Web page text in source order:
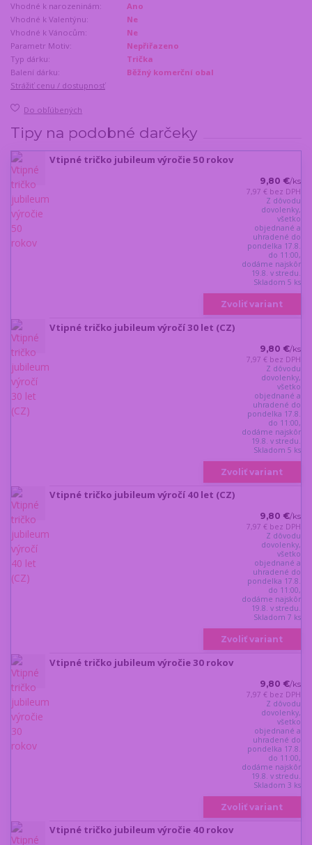
Vhodné k narozeninám:
Ano
Vhodné k Valentýnu:
Ne
Vhodné k Vánocům:
Ne
Parametr Motiv:
Nepřiřazeno
Typ dárku:
Trička
Balení dárku:
Běžný komerční obal
Strážiť cenu / dostupnosť
Do obľúbených
Tipy na podobné darčeky
Vtipné tričko jubileum výročie 50 rokov
9,80 €/ks
7,97 € bez DPH
Z dôvodu
dovolenky,
všetko
objednané a
uhradené do
pondelka 17.8.
do 11:00,
dodáme najskôr
19.8. v stredu.
Skladom 5 ks
Zvoliť variant
Vtipné tričko jubileum výročí 30 let (CZ)
9,80 €/ks
7,97 € bez DPH
Z dôvodu
dovolenky,
všetko
objednané a
uhradené do
pondelka 17.8.
do 11:00,
dodáme najskôr
19.8. v stredu.
Skladom 5 ks
Zvoliť variant
Vtipné tričko jubileum výročí 40 let (CZ)
9,80 €/ks
7,97 € bez DPH
Z dôvodu
dovolenky,
všetko
objednané a
uhradené do
pondelka 17.8.
do 11:00,
dodáme najskôr
19.8. v stredu.
Skladom 7 ks
Zvoliť variant
Vtipné tričko jubileum výročie 30 rokov
9,80 €/ks
7,97 € bez DPH
Z dôvodu
dovolenky,
všetko
objednané a
uhradené do
pondelka 17.8.
do 11:00,
dodáme najskôr
19.8. v stredu.
Skladom 3 ks
Zvoliť variant
Vtipné tričko jubileum výročie 40 rokov